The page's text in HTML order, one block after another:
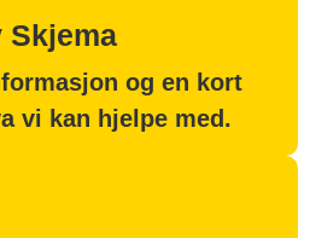
Skjema
og en kort
vi kan hjelpe med.